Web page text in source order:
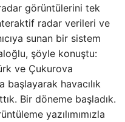
görüntülerini tek
radar verileri ve
sunan bir sistem
şöyle konuştu:
ve Çukurova
başlayarak havacılık
Bir döneme başladık.
yazılımımızla